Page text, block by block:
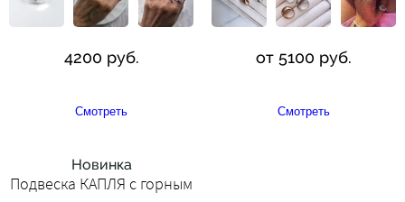
4200 руб.
Смотреть
от 5100 руб.
Смотреть
Новинка
Подвеска КАПЛЯ с горным